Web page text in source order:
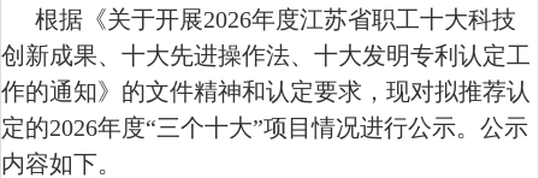
根据《关于开展2026年度江苏省职工十大科技
创新成果、十大先进操作法、十大发明专利认定工
作的通知》的文件精神和认定要求，现对拟推荐认
定的2026年度“三个十大”项目情况进行公示。公示
内容如下。